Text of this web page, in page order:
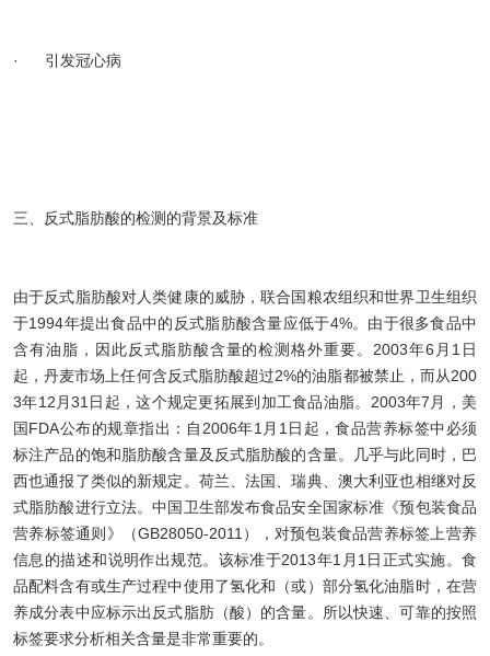
· 引发冠心病
三、反式脂肪酸的检测的背景及标准
由于反式脂肪酸对人类健康的威胁，联合国粮农组织和世界卫生组织
于1994年提出食品中的反式脂肪酸含量应低于4%。由于很多食品中
含有油脂，因此反式脂肪酸含量的检测格外重要。2003年6月1日
起，丹麦市场上任何含反式脂肪酸超过2%的油脂都被禁止，而从200
3年12月31日起，这个规定更拓展到加工食品油脂。2003年7月，美
国FDA公布的规章指出：自2006年1月1日起，食品营养标签中必须
标注产品的饱和脂肪酸含量及反式脂肪酸的含量。几乎与此同时，巴
西也通报了类似的新规定。荷兰、法国、瑞典、澳大利亚也相继对反
式脂肪酸进行立法。中国卫生部发布食品安全国家标准《预包装食品
营养标签通则》（GB28050-2011），对预包装食品营养标签上营养
信息的描述和说明作出规范。该标准于2013年1月1日正式实施。食
品配料含有或生产过程中使用了氢化和（或）部分氢化油脂时，在营
养成分表中应标示出反式脂肪（酸）的含量。所以快速、可靠的按照
标签要求分析相关含量是非常重要的。